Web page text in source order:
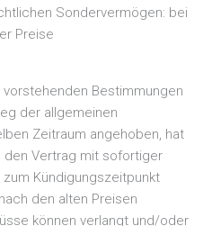
Sondervermögen: bei
Preise
Bestimmungen
der allgemeinen
Zeitraum angehoben, hat
den Vertrag mit sofortiger
Kündigungszeitpunkt
den alten Preisen
können verlangt und/oder